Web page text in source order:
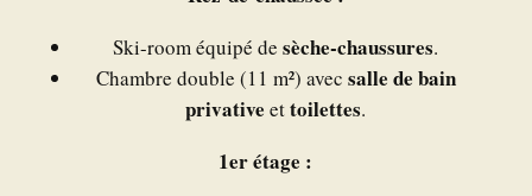
Ski-room équipé desèche-chaussures.
Chambre double (11 m²) avec salle de bain
privative ettoilettes.
1er étage :